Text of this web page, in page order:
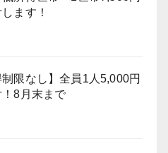
ます！
制限なし】全員1人5,000円
8月末まで